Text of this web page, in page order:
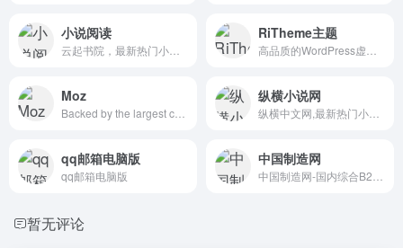
小说阅读 RiTheme主题
Moz 纵横小说网
qq邮箱电脑版
qq邮箱电脑版
中国制造网
暂无评论